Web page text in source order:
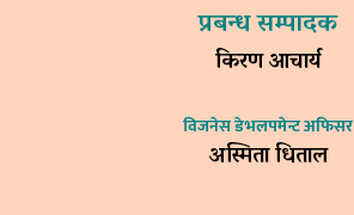
प्रबन्ध सम्पादक
किरण आचार्य
विजनेस डेभलपमेन्ट अफिसर
अस्मिता धिताल